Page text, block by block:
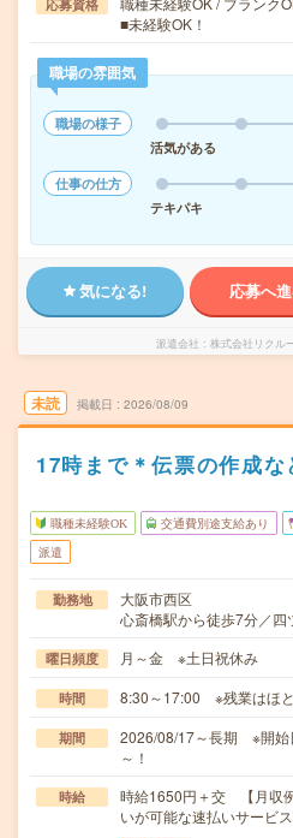
応募資格
■未経験OK！
職場の雰囲気
職場の様子
活気がある
仕事の仕方
テキパキ
気になる! 応募へ
派遣会社 株式会社リクル
未読 掲載日 2026/08/09
17時まで＊伝票の作成
職種未経験OK 交通費別途支給あり
派遣
勤務地
大阪市西区
心斎橋駅から徒歩7分／
曜日頻度 月～金 ※土日祝休み
時間 8:30～17:00 ※残業はほと
期間
2026/08/17～長期 ※開
～！
時給
時給1650円＋交 【月収
いが可能な速払いサービ